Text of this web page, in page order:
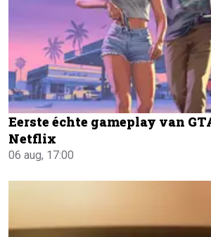
Eerste échte gameplay van
Netflix
06 aug, 17:00